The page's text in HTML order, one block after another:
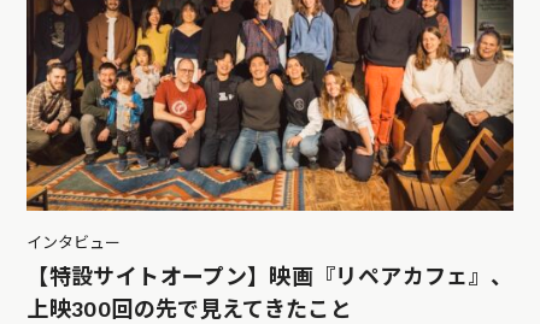
インタビュー
【特設サイトオープン】映画『リペアカフェ』、
上映300回の先で見えてきたこと